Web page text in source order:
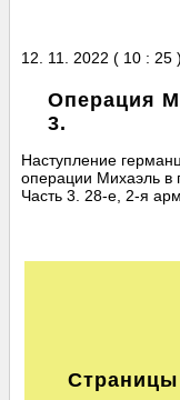
12. 11. 2022 ( 10 : 25 )
Операция
3.
Наступление
операции Михаэль в
Часть 3. 28-е, 2-я